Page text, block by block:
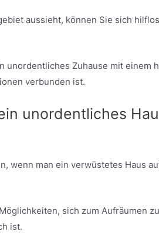
aussieht, können Sie sich
unordentliches Zuhause mit einem
verbunden ist.
unordentliches
wenn man ein verwüstetes Haus
sich zum Aufräumen zu
ist.